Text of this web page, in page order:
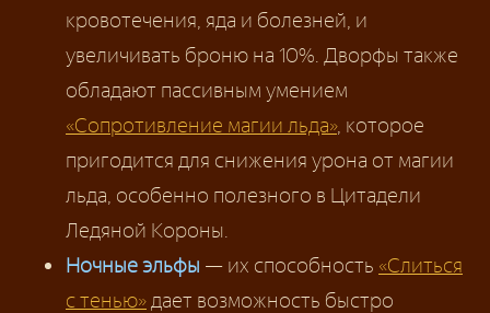
кровотечения, яда и болезней, и
увеличивать броню на 10%. Дворфы также
обладают пассивным умением
«Сопротивление магии льда», которое
пригодится для снижения урона от магии
льда, особенно полезного в Цитадели
Ледяной Короны.
Ночные эльфы — их способность «Слиться
с тенью»дает возможность быстро